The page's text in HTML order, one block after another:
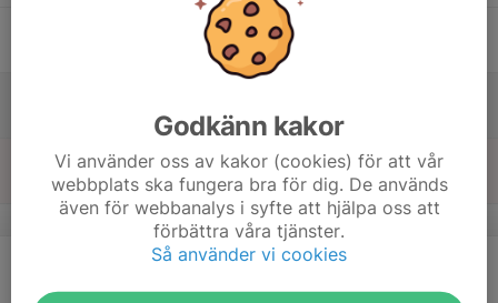
v.21
Friidrottsträning
Godkänn kakor
Vi använder oss av kakor (cookies) för att vår
webbplats ska fungera bra för dig. De används
även för webbanalys i syfte att hjälpa oss att
förbättra våra tjänster.
Så använder vi cookies